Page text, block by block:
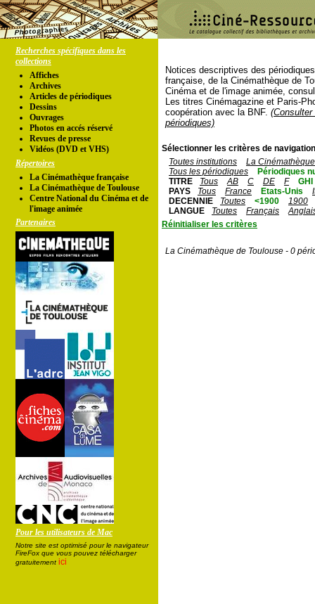
Recherches spécifiques dans les
collections
Affiches
Archives
Articles de périodiques
Dessins
Ouvrages
Photos en accés réservé
Revues de presse
Vidéos (DVD et VHS)
Répertoires
La Cinémathèque française
La Cinémathèque de Toulouse
Centre National du Cinéma et de
l'image animée
Partenaires
Pour les utilisateurs de Mac
Notre site est optimisé pour le navigateur
FireFox que vous pouvez télécharger
gratuitement ici
Notices descriptives des
française, de la Cinémathèque de
Cinéma et de l'image animée,
Les titres Cinémagazine et Paris-
coopération avec la BNF.
périodiques)
Sélectionner les critères de
Toutes institutions
La
Tous les périodiques
Périodiques
TITRE
Tous AB C DE F
GHI
PAYS
Tous France Etats-Unis
DECENNIE
Toutes <1900
1900
LANGUE
Toutes Français
Réinitialiser les critères
La Cinémathèque de Toulouse - 0